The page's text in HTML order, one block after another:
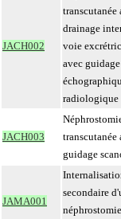
JACH002
transcutanée
drainage
voie
avec guidage
radiologique
JACH003
transcutanée
guidage
JAMA001
secondaire